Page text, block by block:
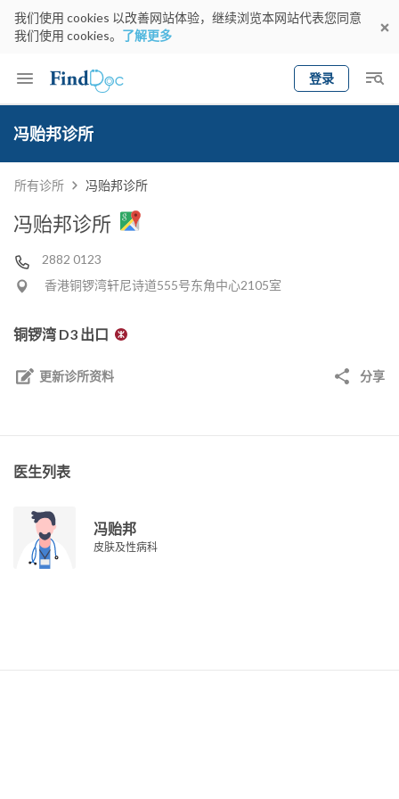
我们使用 cookies 以改善网站体验，继续浏览本网站代表您同意
我们使用 cookies。 了解更多
登录
Keyword
冯贻邦诊所
所有诊所 冯贻邦诊所
冯贻邦诊所
2882 0123
香港铜锣湾轩尼诗道555号东角中心2105室
铜锣湾 D3 出口
更新诊所资料 分享
医生列表
冯贻邦
皮肤及性病科